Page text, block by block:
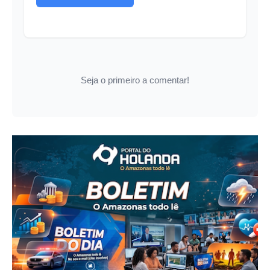
Seja o primeiro a comentar!